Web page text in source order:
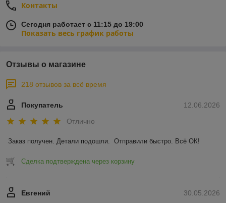
Контакты
Сегодня работает с 11:15 до 19:00
Показать весь график работы
Отзывы о магазине
218 отзывов за всё время
12.06.2026
Покупатель
Отлично
Заказ получен. Детали подошли.  Отправили быстро. Всё ОК!
Сделка подтверждена через корзину
30.05.2026
Евгений